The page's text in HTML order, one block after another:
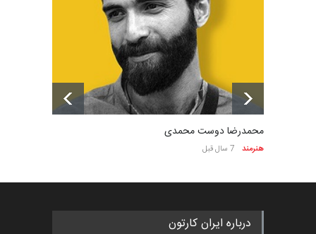
محمدرضا دوست محمدی
هنرمند 7 سال قبل
درباره ایران کارتون